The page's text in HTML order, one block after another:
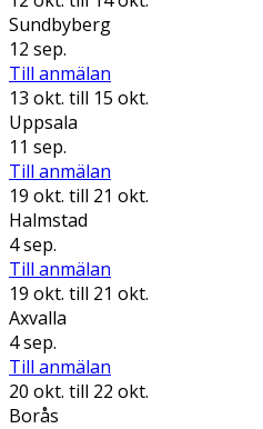
Sundbyberg
12 sep.
Till anmälan
13 okt. till 15 okt.
Uppsala
11 sep.
Till anmälan
19 okt. till 21 okt.
Halmstad
4 sep.
Till anmälan
19 okt. till 21 okt.
Axvalla
4 sep.
Till anmälan
20 okt. till 22 okt.
Borås